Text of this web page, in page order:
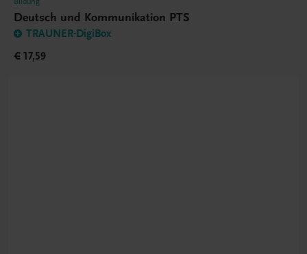
Deutsch und Kommunikation PTS
TRAUNER-DigiBox
€ 17,59